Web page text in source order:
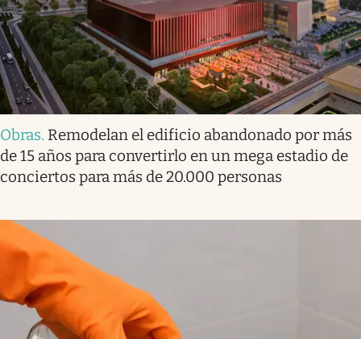
Obras. Remodelan el edificio abandonado por más
de 15 años para convertirlo en un mega estadio de
conciertos para más de 20.000 personas